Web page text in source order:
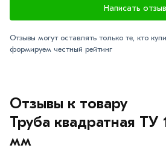
Отзывы к товару
Труба квадратная ТУ
мм
Написать отзыв
Отзывы могут оставлять только те, кто
формируем честный рейтинг